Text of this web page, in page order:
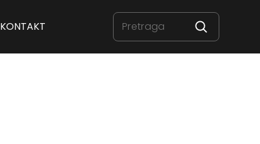
KONTAKT